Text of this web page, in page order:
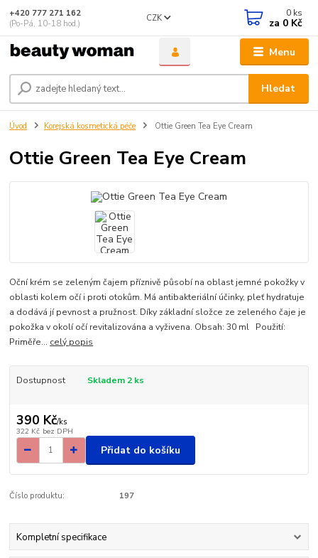
Menu
CZK
Hledat
+420 777 271 162
(Po-Pá, 10-18 hod.)
0 ks
za 0 Kč
Úvod Korejská kosmetická péče Ottie Green Tea Eye Cream
Ottie Green Tea Eye Cream
Oční krém se zeleným čajem příznivě působí na oblast jemné pokožky v
oblasti kolem očí i proti otokům. Má antibakteriální účinky, pleť hydratuje
a dodává jí pevnost a pružnost. Díky základní složce ze zeleného čaje je
pokožka v okolí očí revitalizována a vyživena. Obsah: 30 ml Použití:
Priměře... celý popis
Dostupnost Skladem 2 ks
390 Kč/ks
322 Kč bez DPH
Přidat do košíku
Číslo produktu: 197
Kompletní specifikace